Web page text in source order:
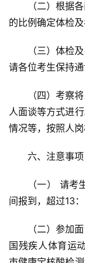
（二）根据
的比例确定体检及
（三）体检
请各位考生保持通
（四）考察
人面谈等方式进
情况等，按照人
六、注意事项
（一） 请
间报到，超过13
（二）参加
国残疾人体育运